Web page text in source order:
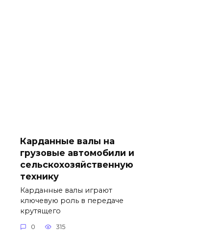
Карданные валы на
грузовые автомобили и
сельскохозяйственную
технику
Карданные валы играют
ключевую роль в передаче
крутящего
0 315